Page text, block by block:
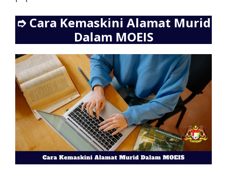
➮ Cara Kemaskini Alamat Murid
Dalam MOEIS